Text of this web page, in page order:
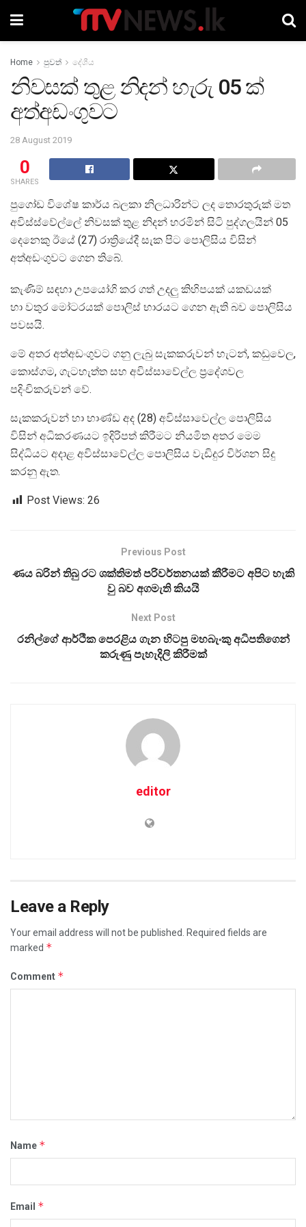
Home පුවත් දේශීය
නිවසක් තුළ නිදන් හැරු 05 ක්
අත්අඩංගුවට
28 August 2019
0
SHARES
පුගෝඩ විශේෂ කාර්ය බලකා නිලධාරින්ට ලද තොරතුරුක් මත
අවිස්ස්වේල්ලේ නිවසක් තුළ නිදන් හරමින් සිටි පුද්ගලයින් 05
දෙනෙකු ඊයේ (27) රාත්‍රියේදී සැක පිට පොලිසිය විසින්
අත්අඩංගුවට ගෙන තිබේ.
කැණිම් සඳහා උපයෝගි කර ගත් උදලු කිහිපයක් යකඩයක්
හා වතුර මෝටරයක් පොලිස් භාරයට ගෙන ඇති බව පොලිසිය
පවසයි.
මේ අතර අත්අඩංගුවට ගනු ලැබු සැකකරුවන් හැටන්, කඩුවෙල,
කොස්ගම, ගැටහැත්ත සහ අවිස්සාවේල්ල ප්‍රදේශවල
පදිංචිකරුවන් වේ.
සැකකරුවන් හා භාණ්ඩ අද (28) අවිස්සාවෙල්ල පොලිසිය
විසින් අධිකරණයට ඉදිරිපත් කිරීමට නියමිත අතර මෙම
සිද්ධියට අදාළ අවිස්සාවේල්ල පොලිසිය වැඩිදුර විර්ශන සිදු
කරනු ඇත.
Post Views: 26
Previous Post
ණය බරින් තිබු රට ශක්තිමත් පරිවර්තනයක් කීරීමට අපිට හැකි
වු බව අගමැති කියයි
Next Post
රනිල්ගේ ආර්ථික පෙරළිය ගැන හිටපු මහබැංකු අධිපතිගෙන්
කරුණු පැහැදිලි කිරීමක්
editor
Leave a Reply
Your email address will not be published.
Required fields are
marked *
Comment *
Name *
Email *